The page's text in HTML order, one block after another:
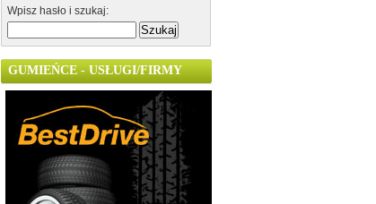
Wpisz hasło i szukaj:
GUMIEŃCE - USŁUGI/FIRMY